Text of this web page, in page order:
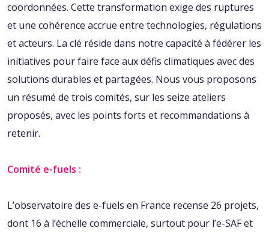
coordonnées. Cette transformation exige des ruptures
et une cohérence accrue entre technologies, régulations
et acteurs. La clé réside dans notre capacité à fédérer les
initiatives pour faire face aux défis climatiques avec des
solutions durables et partagées. Nous vous proposons
un résumé de trois comités, sur les seize ateliers
proposés, avec les points forts et recommandations à
retenir.
Comité e-fuels :
L’observatoire des e-fuels en France recense 26 projets,
dont 16 à l’échelle commerciale, surtout pour l’e-SAF et